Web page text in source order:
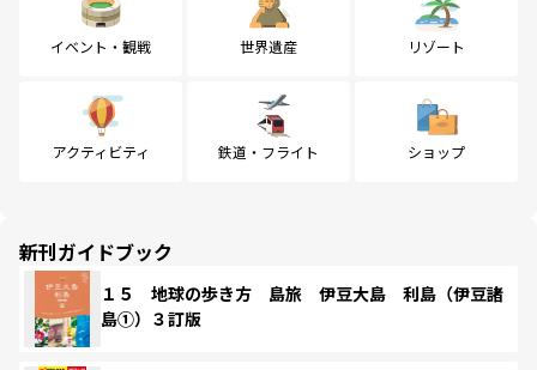
イベント・観戦 世界遺産 リゾート
アクティビティ 鉄道・フライト ショップ
新刊ガイドブック
１５ 地球の歩き方 島旅 伊豆大島 利島（伊豆諸
島①）３訂版